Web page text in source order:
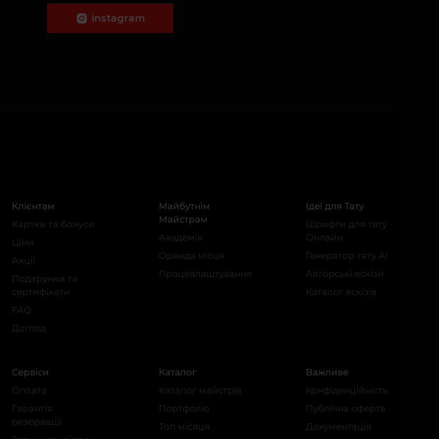
instagram
Клієнтам
Картки та бонуси
Ціни
Акції
Подарунки та
сертифікати
FAQ
Догляд
Майбутнім
Майстрам
Академія
Оренда місця
Працевлаштування
Ідеї для Тату
Шрифти для тату
Онлайн
Генератор тату AI
Авторські ескізи
Каталог ескізів
Сервіси
Оплата
Гарантія
резервації
Каталог
Каталог майстрів
Портфоліо
Топ місяця
Важливе
Конфіденційність
Публічна оферта
Документація